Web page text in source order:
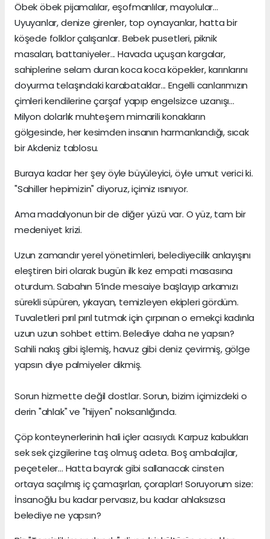
Öbek öbek pijamalılar, eşofmanlılar, mayolular...
Uyuyanlar, denize girenler, top oynayanlar, hatta bir
köşede folklor çalışanlar. Bebek pusetleri, piknik
masaları, battaniyeler... Havada uçuşan kargalar,
sahiplerine selam duran koca koca köpekler, karınlarını
doyurma telaşındaki karabataklar... Engelli canlarımızın
çimleri kendilerine çarşaf yapıp engelsizce uzanışı...
Milyon dolarlık muhteşem mimarili konakların
gölgesinde, her kesimden insanın harmanlandığı, sıcak
bir Akdeniz tablosu.
Buraya kadar her şey öyle büyüleyici, öyle umut verici ki.
"Sahiller hepimizin" diyoruz, içimiz ısınıyor.
Ama madalyonun bir de diğer yüzü var. O yüz, tam bir
medeniyet krizi.
Uzun zamandır yerel yönetimleri, belediyecilik anlayışını
eleştiren biri olarak bugün ilk kez empati masasına
oturdum. Sabahın 5’inde mesaiye başlayıp arkamızı
sürekli süpüren, yıkayan, temizleyen ekipleri gördüm.
Tuvaletleri pırıl pırıl tutmak için çırpınan o emekçi kadınla
uzun uzun sohbet ettim. Belediye daha ne yapsın?
Sahili nakış gibi işlemiş, havuz gibi deniz çevirmiş, gölge
yapsın diye palmiyeler dikmiş.
Sorun hizmette değil dostlar. Sorun, bizim içimizdeki o
derin "ahlak" ve "hijyen" noksanlığında.
Çöp konteynerlerinin hali içler acısıydı. Karpuz kabukları
sek sek çizgilerine taş olmuş adeta. Boş ambalajlar,
peçeteler... Hatta bayrak gibi sallanacak cinsten
ortaya saçılmış iç çamaşırları, çoraplar! Soruyorum size:
İnsanoğlu bu kadar pervasız, bu kadar ahlaksızsa
belediye ne yapsın?